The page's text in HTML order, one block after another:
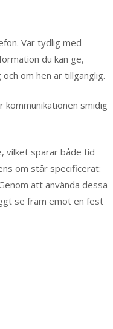
Var tydlig med
du kan ge,
om hen är tillgänglig.
kommunikationen smidig
vilket sparar både tid
om står specificerat:
att använda dessa
se fram emot en fest